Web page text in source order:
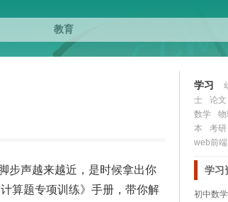
步声越来越近，是时候拿出你
算题专项训练》手册，带你解
学习
士
论文
数学
物
本
考研
web前端
学习
初中数